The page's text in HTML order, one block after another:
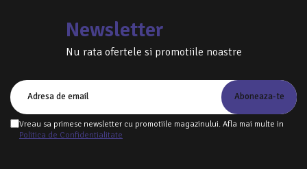
Newsletter
Nu rata ofertele si promotiile noastre
Vreau sa primesc newsletter cu promotiile magazinului. Afla mai multe in
Politica de Confidentialitate